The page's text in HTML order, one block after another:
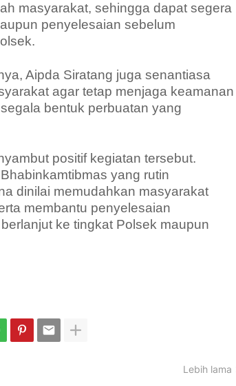
masyarakat, sehingga dapat segera
penyelesaian sebelum
Aipda Siratang juga senantiasa
agar tetap menjaga keamanan
bentuk perbuatan yang
positif kegiatan tersebut.
yang rutin
dinilai memudahkan masyarakat
membantu penyelesaian
ke tingkat Polsek maupun
Lebih lama